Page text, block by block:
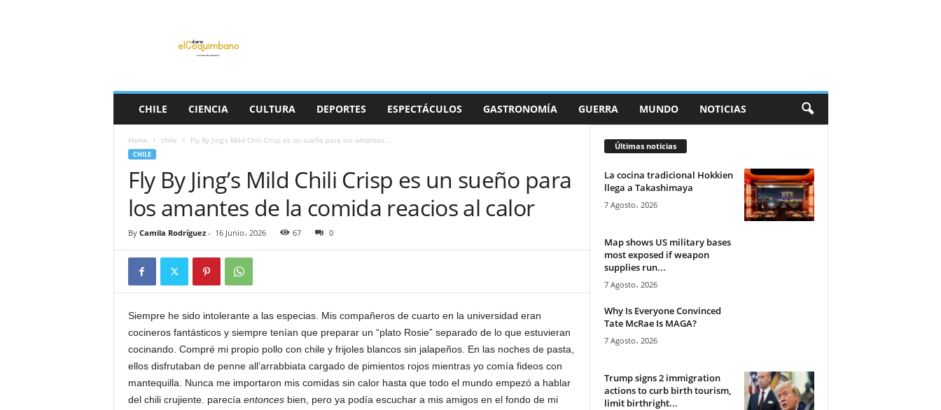
n
CHILE CIENCIA CULTURA DEPORTES ESPECTÁCULOS GASTRONOMÍA GUERRA MUNDO NOTICIAS
Home chile Fly By Jing’s Mild Chili Crisp es un sueño para los amantes...
CHILE
Fly By Jing’s Mild Chili Crisp es un sueño para
los amantes de la comida reacios al calor
By Camila Rodríguez- 16 Junio، 2026 67 0
Siempre he sido intolerante a las especias. Mis compañeros de cuarto en la universidad eran
cocineros fantásticos y siempre tenían que preparar un “plato Rosie” separado de lo que estuvieran
cocinando. Compré mi propio pollo con chile y frijoles blancos sin jalapeños. En las noches de pasta,
ellos disfrutaban de penne all’arrabbiata cargado de pimientos rojos mientras yo comía fideos con
mantequilla. Nunca me importaron mis comidas sin calor hasta que todo el mundo empezó a hablar
del chili crujiente. parecía entoncesbien, pero ya podía escuchar a mis amigos en el fondo de mi
Últimas noticias
La cocina tradicional Hokkien
llega a Takashimaya
7 Agosto، 2026
Map shows US military bases
most exposed if weapon
supplies run...
7 Agosto، 2026
Why Is Everyone Convinced
Tate McRae Is MAGA?
7 Agosto، 2026
Trump signs 2 immigration
actions to curb birth tourism,
limit birthright...